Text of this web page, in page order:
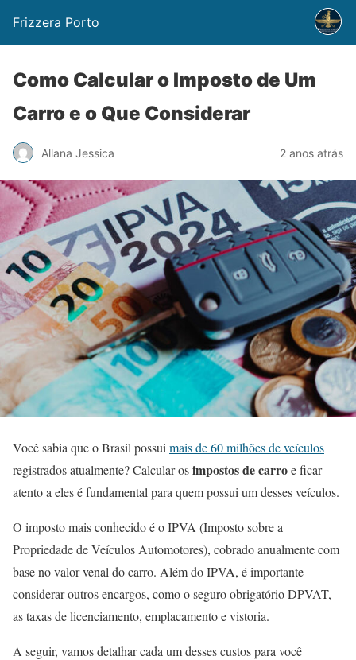
Frizzera Porto
Como Calcular o Imposto de Um
Carro e o Que Considerar
Allana Jessica 2 anos atrás
Você sabia que o Brasil possui mais de 60 milhões de veículos
registrados atualmente? Calcular osimpostos de carroe ficar
atento a eles é fundamental para quem possui um desses veículos.
O imposto mais conhecido é o IPVA (Imposto sobre a
Propriedade de Veículos Automotores), cobrado anualmente com
base no valor venal do carro. Além do IPVA, é importante
considerar outros encargos, como o seguro obrigatório DPVAT,
as taxas de licenciamento, emplacamento e vistoria.
A seguir, vamos detalhar cada um desses custos para você